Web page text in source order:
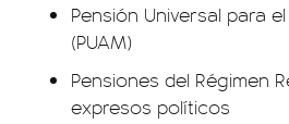
Pensión Universal para
(PUAM)
Pensiones del Régimen
expresos políticos